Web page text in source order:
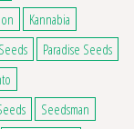
Kannabia
Paradise Seeds
Seedsman